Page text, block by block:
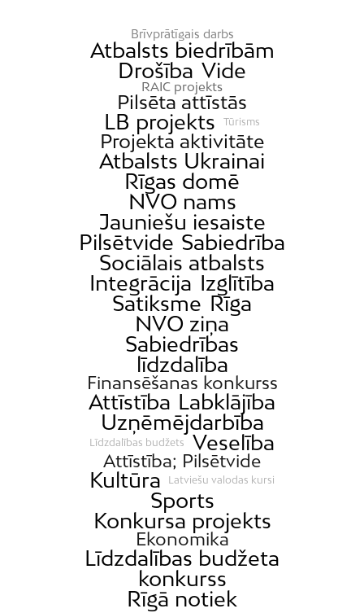
Brīvprātīgais darbs
Atbalsts biedrībām
Drošība Vide
RAIC projekts
Pilsēta attīstās
LB projekts Tūrisms
Projekta aktivitāte
Atbalsts Ukrainai
Rīgas domē
NVO nams
Jauniešu iesaiste
Pilsētvide Sabiedrība
Sociālais atbalsts
Integrācija Izglītība
Satiksme Rīga
NVO ziņa
Sabiedrības
līdzdalība
Finansēšanas konkurss
Attīstība Labklājība
Uzņēmējdarbība
Līdzdalības budžets Veselība
Attīstība; Pilsētvide
Kultūra Latviešu valodas kursi
Sports
Konkursa projekts
Ekonomika
Līdzdalības budžeta
konkurss
Rīgā notiek